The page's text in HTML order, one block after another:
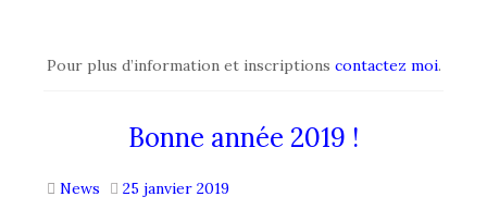
Pour plus d’information et inscriptions contactez moi.
Bonne année 2019 !
News 25 janvier 2019